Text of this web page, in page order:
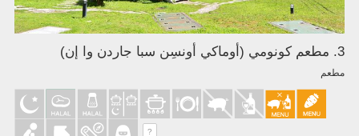
3. مطعم كونومي (أوماكي أونسِن سبا جاردن وا إن)
مطعم
?